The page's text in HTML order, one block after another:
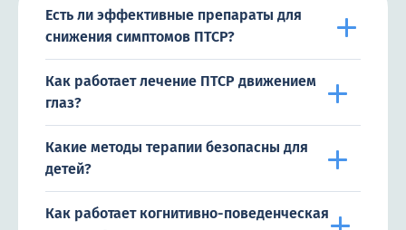
Есть ли эффективные препараты для
снижения симптомов ПТСР?
Как работает лечение ПТСР движением
глаз?
Какие методы терапии безопасны для
детей?
Как работает когнитивно-поведенческая